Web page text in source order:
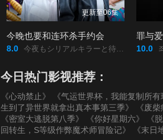
更新至06集
今晚也要和连环杀手约会
8.0 今夜もシリアルキラーと待ち合わせ/
罪与爱
10.0
今日热门影视推荐：
《心动禁止》 《气运世界杯，我能复制所有
生到了异世界就拿出真本事第三季》
《废柴
《密室大逃脱第八季》
《你好星期六》 《
回转生，S等级作弊魔术师冒险记》
《末日